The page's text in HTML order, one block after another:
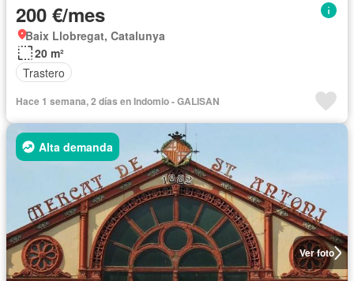
200 €/mes
Baix Llobregat, Catalunya
20 m²
Trastero
Hace 1 semana, 2 días en Indomio - GALISAN
Ver foto
Alta demanda